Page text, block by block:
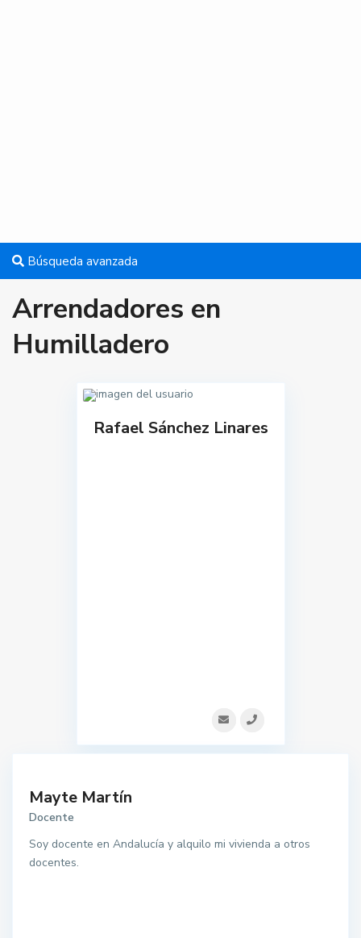
Búsqueda avanzada
Arrendadores en
Humilladero
Rafael Sánchez Linares
Mayte Martín
Docente
Soy docente en Andalucía y alquilo mi vivienda a otros
docentes.